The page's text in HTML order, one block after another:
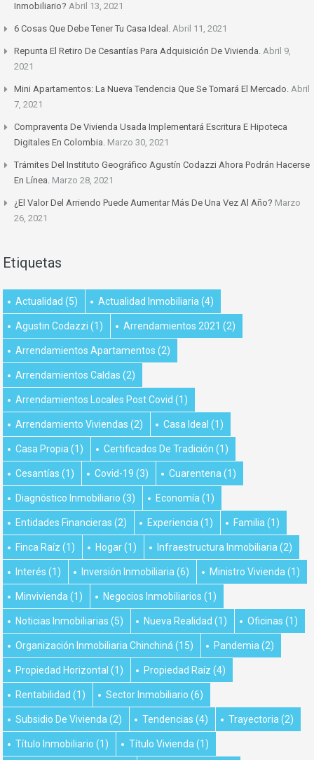
Inmobiliario? Abril 13, 2021
6 Cosas Que Debe Tener Tu Casa Ideal. Abril 11, 2021
Repunta El Retiro De Cesantías Para Adquisición De Vivienda. Abril 9,
2021
Mini Apartamentos: La Nueva Tendencia Que Se Tomará El Mercado. Abril
7, 2021
Compraventa De Vivienda Usada Implementará Escritura E Hipoteca
Digitales En Colombia. Marzo 30, 2021
Trámites Del Instituto Geográfico Agustín Codazzi Ahora Podrán Hacerse
En Línea. Marzo 28, 2021
¿El Valor Del Arriendo Puede Aumentar Más De Una Vez Al Año? Marzo
26, 2021
Etiquetas
Actualidad (5) Actualidad Inmobiliaria(4)
Agustin Codazzi (1) Arrendamientos 2021 (2)
Arrendamientos Apartamentos (2)
Arrendamientos Caldas (2)
Arrendamientos Locales Post Covid (1)
Arrendamiento Viviendas (2) Casa Ideal (1)
Casa Propia(1) Certificados De Tradición (1)
Cesantías (1) Covid-19 (3) Cuarentena(1)
Diagnóstico Inmobiliario (3) Economía(1)
Entidades Financieras (2) Experiencia(1) Familia(1)
Finca Raíz (1) Hogar(1) Infraestructura Inmobiliaria(2)
Interés (1) Inversión Inmobiliaria(6) Ministro Vivienda(1)
Minvivienda(1) Negocios Inmobiliarios (1)
Noticias Inmobiliarias (5) Nueva Realidad (1) Oficinas (1)
Organización Inmobiliaria Chinchiná(15) Pandemia(2)
Propiedad Horizontal (1) Propiedad Raíz (4)
Rentabilidad (1) Sector Inmobiliario (6)
Subsidio De Vivienda(2) Tendencias (4) Trayectoria(2)
Título Inmobiliario (1) Título Vivienda(1)